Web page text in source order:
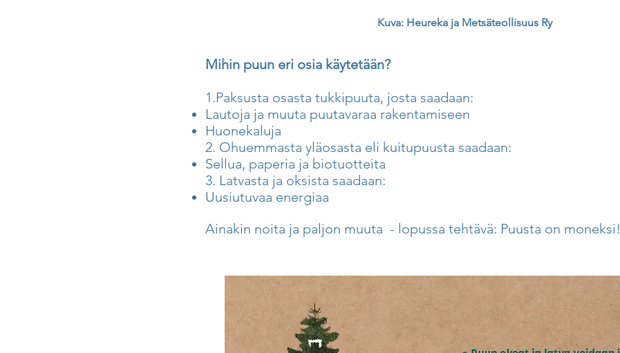
Kuva: Heureka ja Metsäteollisuus Ry
Mihin puun eri osia käytetään?
1.Paksusta osasta tukkipuuta, josta saadaan:
Lautoja ja muuta puutavaraa rakentamiseen
Huonekaluja
2. Ohuemmasta yläosasta eli kuitupuusta saadaan:
Sellua, paperia ja biotuotteita
3. Latvasta ja oksista saadaan:
Uusiutuvaa energiaa
Ainakin noita ja paljon muuta - lopussa tehtävä: Puusta on moneksi!